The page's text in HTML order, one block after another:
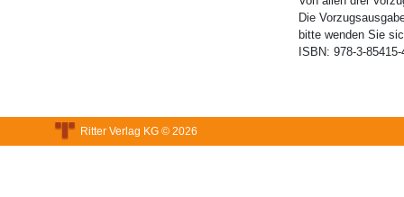
Die
bitte wenden Sie
ISBN: 978-3-85415-
Ritter Verlag KG © 2026